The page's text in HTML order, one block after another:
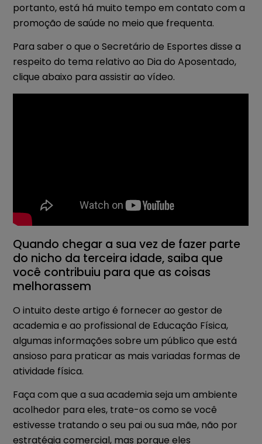
portanto, está há muito tempo em contato com a
promoção de saúde no meio que frequenta.
Para saber o que o Secretário de Esportes disse a
respeito do tema relativo ao Dia do Aposentado,
clique abaixo para assistir ao vídeo.
Quando chegar a sua vez de fazer parte
do nicho da terceira idade, saiba que
você contribuiu para que as coisas
melhorassem
O intuito deste artigo é fornecer ao gestor de
academia e ao profissional de Educação Física,
algumas informações sobre um público que está
ansioso para praticar as mais variadas formas de
atividade física.
Faça com que a sua academia seja um ambiente
acolhedor para eles, trate-os como se você
estivesse tratando o seu pai ou sua mãe, não por
estratégia comercial, mas porque eles